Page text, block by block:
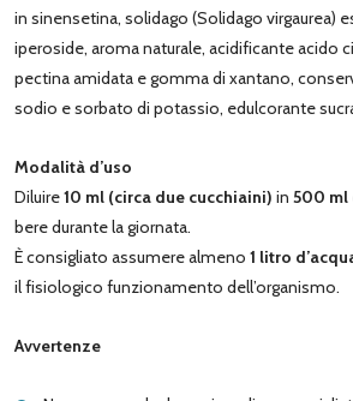
in sinensetina, solidago (Solidago virgaurea)
iperoside, aroma naturale, acidificante acido
pectina amidata e gomma di xantano,
sodio e sorbato di potassio, edulcorante
Modalità d’uso
Diluire10 ml (circa due cucchiaini) in 500 ml
bere durante la giornata.
È consigliato assumere almeno 1 litro
il fisiologico funzionamento dell’organismo.
Avvertenze